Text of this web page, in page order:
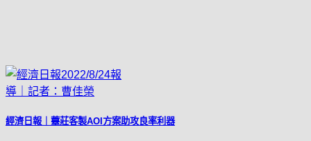
經濟日報｜薹莊客製AOI方案助攻良率利器